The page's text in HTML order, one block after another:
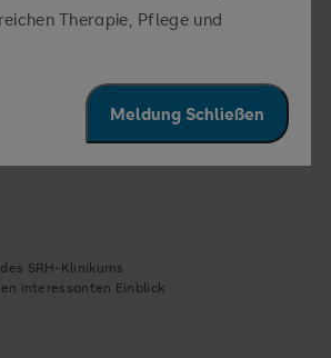
Therapie, Pflege und
Meldung Schließen
SRH-Klinikums
interessanten Einblick